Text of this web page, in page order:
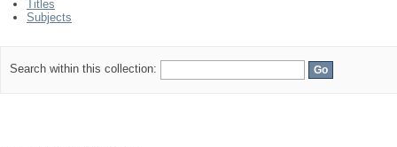
Titles
Subjects
Search within this collection: